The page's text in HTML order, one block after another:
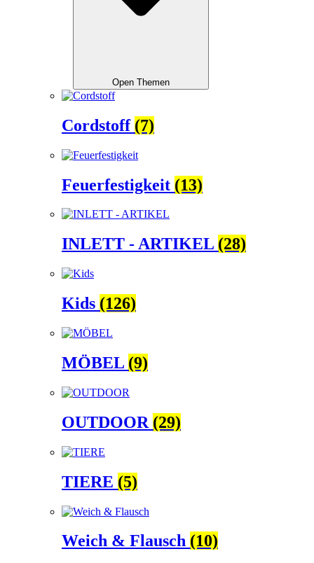
Open Themen
Cordstoff (7)
Feuerfestigkeit (13)
INLETT - ARTIKEL (28)
Kids (126)
MÖBEL (9)
OUTDOOR (29)
TIERE (5)
Weich & Flausch (10)